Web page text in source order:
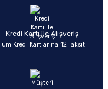
Kredi Kartı ile Alışveriş
Kredi Kartlarına 12 Taksit